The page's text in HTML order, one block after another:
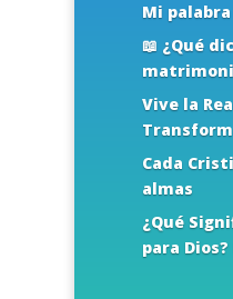
Mi palabra
📖 ¿Qué
Vive la
Cada
almas
¿Qué
para